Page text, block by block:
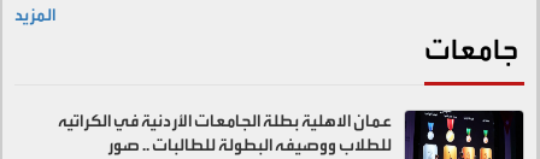
المزيد
جامعات
عمان الاهلية بطلة الجامعات الأردنية في الكراتيه
للطلاب ووصيفه البطولة للطالبات .. صور